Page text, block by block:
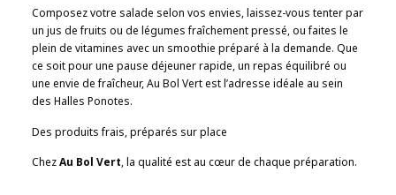
Composez votre salade selon vos envies, laissez-vous tenter par
un jus de fruits ou de légumes fraîchement pressé, ou faites le
plein de vitamines avec un smoothie préparé à la demande. Que
ce soit pour une pause déjeuner rapide, un repas équilibré ou
une envie de fraîcheur, Au Bol Vert est l’adresse idéale au sein
des Halles Ponotes.
Des produits frais, préparés sur place
ChezAu Bol Vert, la qualité est au cœur de chaque préparation.